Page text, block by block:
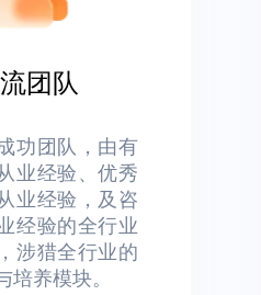
团队
功团队，由有
业经验、优秀
业经验，及咨
经验的全行业
涉猎全行业的
培养模块。